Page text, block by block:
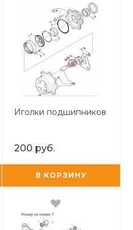
Иголки подшипников
200 руб.
В КОРЗИНУ